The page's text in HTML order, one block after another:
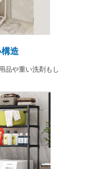
造
品や重い洗剤もし